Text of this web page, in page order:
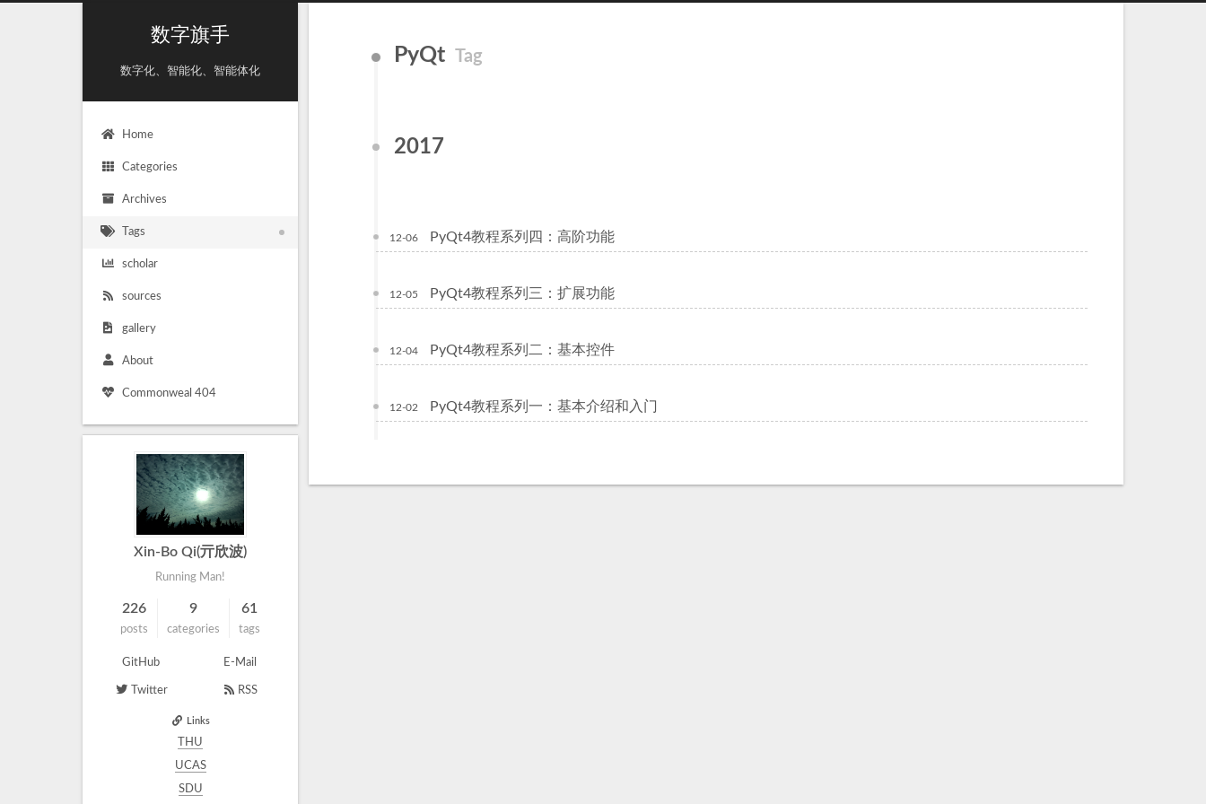
数字旗手
数字化、智能化、智能体化
Home
Categories
Archives
Tags
scholar
sources
gallery
About
Commonweal 404
PyQt Tag
2017
12-06 PyQt4教程系列四：高阶功能
12-05 PyQt4教程系列三：扩展功能
12-04 PyQt4教程系列二：基本控件
12-02 PyQt4教程系列一：基本介绍和入门
Xin-Bo Qi(亓欣波)
Running Man!
226
posts
9
categories
61
tags
GitHub E-Mail
Twitter RSS
Links
THU
UCAS
SDU